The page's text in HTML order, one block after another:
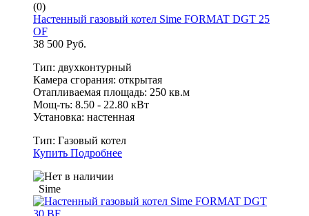
(0)
Настенный газовый котел Sime FORMAT DGT 25
OF
38 500 Руб.
Тип: двухконтурный
Камера сгорания: открытая
Отапливаемая площадь: 250 кв.м
Мощ-ть: 8.50 - 22.80 кВт
Установка: настенная
Тип: Газовый котел
Купить Подробнее
Sime